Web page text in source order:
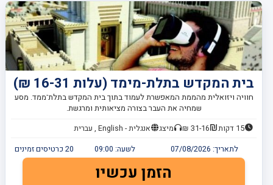
בית המקדש בתלת-מימד (עלות 16-31 ₪)
חוויה ויזואלית מהממת המאפשרת לעמוד בתוך בית המקדש בתלת־ממד. מסע
שמחיה את העבר בצורה מציאותית ומרגשת.
15 דקות 31-16 ₪ מיצג
אנגלית - English , עברית
לתאריך: 07/08/2026 לשעה: 09:00
20 כרטיסים זמינים
הזמן עכשיו